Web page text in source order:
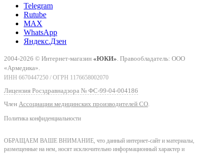
Telegram
Rutube
MAX
WhatsApp
Яндекс.Дзен
2004-2026 © Интернет-магазин «ЮКИ» . Правообладатель: ООО
«Армедика».
ИНН 6670447250 / ОГРН 1176658002070
Лицензия Росздравнадзора № ФС-99-04-004186
Член Ассоциации медицинских производителей СО
Политика конфиденциальности
ОБРАЩАЕМ ВАШЕ ВНИМАНИЕ, что данный интернет-сайт и материалы,
размещенные на нем, носят исключительно информационный характер и